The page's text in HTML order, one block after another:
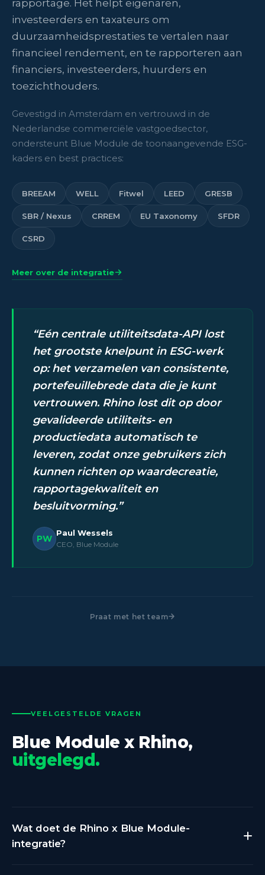
rapportage. Het helpt eigenaren,
investeerders en taxateurs om
duurzaamheidsprestaties te vertalen naar
financieel rendement, en te rapporteren aan
financiers, investeerders, huurders en
toezichthouders.
Gevestigd in Amsterdam en vertrouwd in de
Nederlandse commerciële vastgoedsector,
ondersteunt Blue Module de toonaangevende ESG-
kaders en best practices:
BREEAM WELL Fitwel LEED GRESB
SBR / Nexus CRREM EU Taxonomy SFDR
CSRD
Meer over de integratie
Eén centrale utiliteitsdata-API lost
het grootste knelpunt in ESG-werk
op: het verzamelen van consistente,
portefeuillebrede data die je kunt
vertrouwen. Rhino lost dit op door
gevalideerde utiliteits- en
productiedata automatisch te
leveren, zodat onze gebruikers zich
kunnen richten op waardecreatie,
rapportagekwaliteit en
besluitvorming.
PW
Paul Wessels
CEO, Blue Module
Praat met het team
VEELGESTELDE VRAGEN
Blue Module x Rhino,
uitgelegd.
Wat doet de Rhino x Blue Module-
integratie?